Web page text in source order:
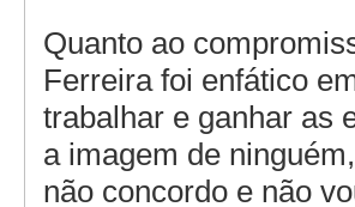
Quanto ao
Ferreira foi enfático
trabalhar e ganhar as
a imagem de
não concordo e não